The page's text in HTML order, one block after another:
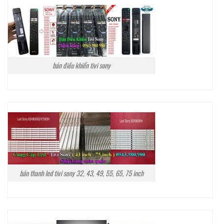
bán điều khiển tivi sony
bán thanh led tivi sony 32, 43, 49, 55, 65, 75 inch